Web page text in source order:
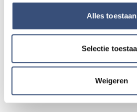
Alles toestaan
Selectie
Weigeren
13
AUG.
Hippie Beach Day